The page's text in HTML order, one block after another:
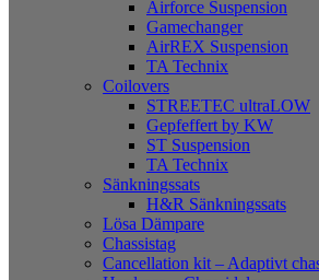
Airforce Suspension
Gamechanger
AirREX Suspension
TA Technix
Coilovers
STREETEC ultraLOW
Gepfeffert by KW
ST Suspension
TA Technix
Sänkningssats
H&R Sänkningssats
Lösa Dämpare
Chassistag
Cancellation kit – Adaptivt